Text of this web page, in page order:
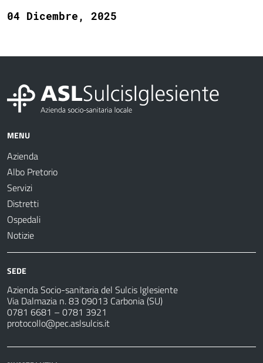
04 Dicembre, 2025
MENU
Azienda
Albo Pretorio
Servizi
Distretti
Ospedali
Notizie
SEDE
Azienda Socio-sanitaria del Sulcis Iglesiente
Via Dalmazia n. 83 09013 Carbonia (SU)
0781 6681 – 0781 3921
protocollo@pec.aslsulcis.it